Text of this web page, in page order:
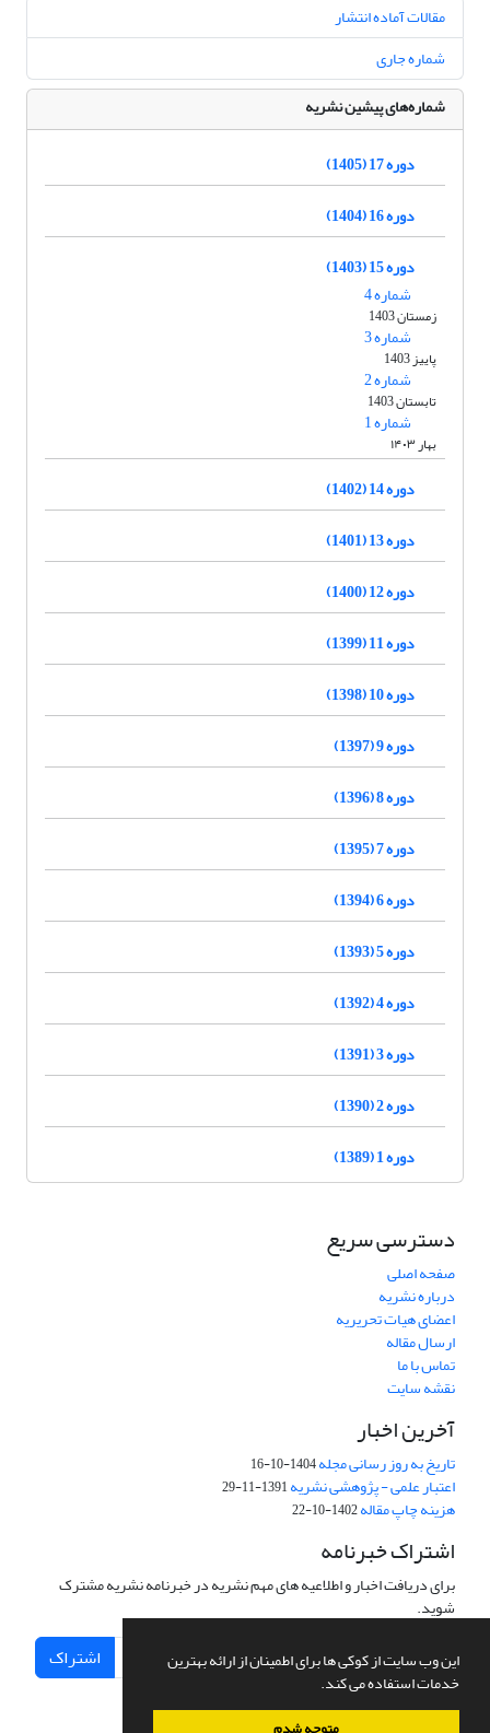
این وب سایت از کوکی ها برای اطمینان از ارائه بهترین
خدمات استفاده می کند.
مقالات آماده انتشار
شماره جاری
شماره‌های پیشین نشریه
دوره 17 (1405)
دوره 16 (1404)
دوره 15 (1403)
شماره 4
زمستان 1403
شماره 3
پاییز 1403
شماره 2
تابستان 1403
شماره 1
بهار ۱۴۰۳
دوره 14 (1402)
دوره 13 (1401)
دوره 12 (1400)
دوره 11 (1399)
دوره 10 (1398)
دوره 9 (1397)
دوره 8 (1396)
دوره 7 (1395)
دوره 6 (1394)
دوره 5 (1393)
دوره 4 (1392)
دوره 3 (1391)
دوره 2 (1390)
دوره 1 (1389)
دسترسی سریع
صفحه اصلی
درباره نشریه
اعضای هیات تحریریه
ارسال مقاله
تماس با ما
نقشه سایت
آخرین اخبار
تاریخ به روز رسانی مجله1404-10-16
اعتبار علمی - پژوهشی نشریه1391-11-29
هزینه چاپ مقاله1402-10-22
اشتراک خبرنامه
برای دریافت اخبار و اطلاعیه های مهم نشریه در خبرنامه نشریه مشترک
شوید.
اشتراک